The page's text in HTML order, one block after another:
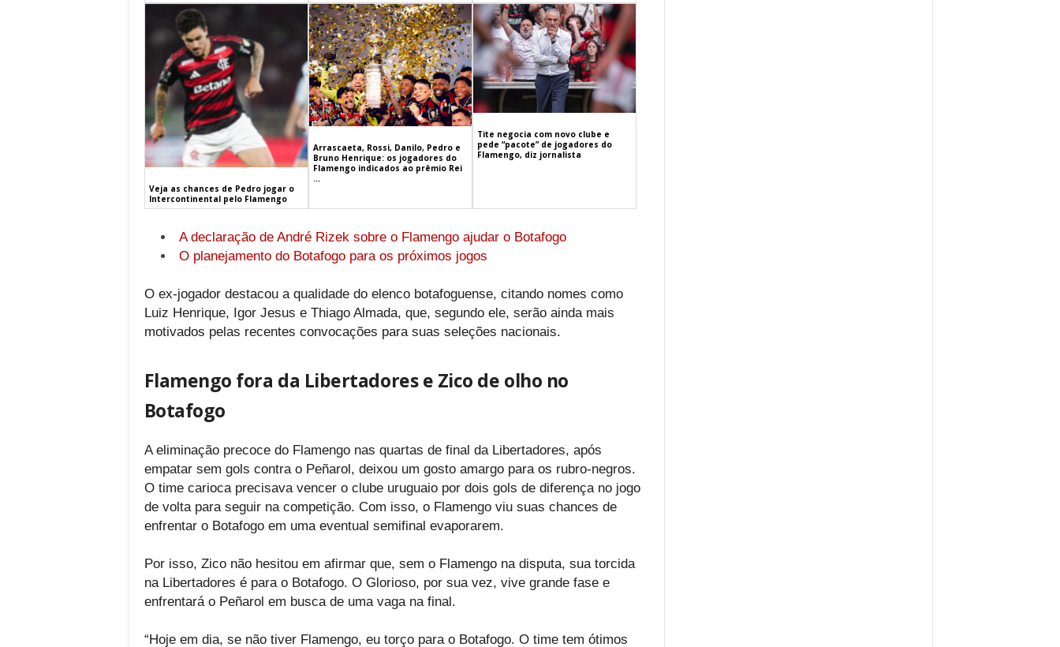
Veja as chances de Pedro jogar o
Intercontinental pelo Flamengo
Arrascaeta, Rossi, Danilo, Pedro e
Bruno Henrique: os jogadores do
Flamengo indicados ao prêmio Rei
...
Tite negocia com novo clube e
pede “pacote” de jogadores do
Flamengo, diz jornalista
A declaração de André Rizek sobre o Flamengo ajudar o Botafogo
O planejamento do Botafogo para os próximos jogos
O ex-jogador destacou a qualidade do elenco botafoguense, citando nomes como
Luiz Henrique, Igor Jesus e Thiago Almada, que, segundo ele, serão ainda mais
motivados pelas recentes convocações para suas seleções nacionais.
Flamengo fora da Libertadores e Zico de olho no
Botafogo
A eliminação precoce do Flamengo nas quartas de final da Libertadores, após
empatar sem gols contra o Peñarol, deixou um gosto amargo para os rubro-negros.
O time carioca precisava vencer o clube uruguaio por dois gols de diferença no jogo
de volta para seguir na competição. Com isso, o Flamengo viu suas chances de
enfrentar o Botafogo em uma eventual semifinal evaporarem.
Por isso, Zico não hesitou em afirmar que, sem o Flamengo na disputa, sua torcida
na Libertadores é para o Botafogo. O Glorioso, por sua vez, vive grande fase e
enfrentará o Peñarol em busca de uma vaga na final.
“Hoje em dia, se não tiver Flamengo, eu torço para o Botafogo. O time tem ótimos